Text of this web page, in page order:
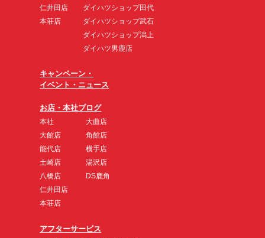
仁井田店
本荘店
ダイハツショップ田代
ダイハツショップ武石
ダイハツショップ潟上
ダイハツ男鹿店
キャンペーン・
イベント・ニュース
お店・本社ブログ
本社
大館店
能代店
土崎店
八橋店
仁井田店
本荘店
大曲店
角館店
横手店
湯沢店
DS鹿角
アフターサービス